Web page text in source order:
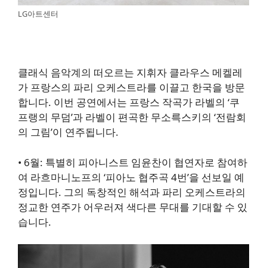
LG아트센터
클래식 음악계의 떠오르는 지휘자 클라우스 메켈레
가 프랑스의 파리 오케스트라를 이끌고 한국을 방문
합니다. 이번 공연에서는 프랑스 작곡가 라벨의 ‘쿠
프랭의 무덤’과 라벨이 편곡한 무소륵스키의 ‘전람회
의 그림’이 연주됩니다.
• 6월: 특별히 피아니스트 임윤찬이 협연자로 참여하
여 라흐마니노프의 ‘피아노 협주곡 4번’을 선보일 예
정입니다. 그의 독창적인 해석과 파리 오케스트라의
정교한 연주가 어우러져 색다른 무대를 기대할 수 있
습니다.